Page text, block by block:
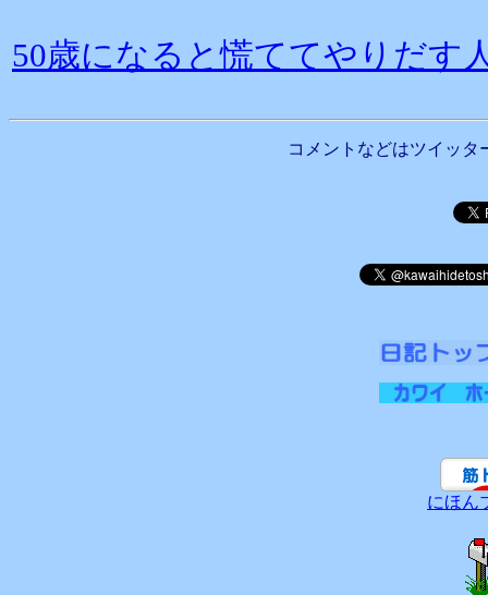
50歳になると慌ててやりだす
コメントなどはツイッタ
にほん